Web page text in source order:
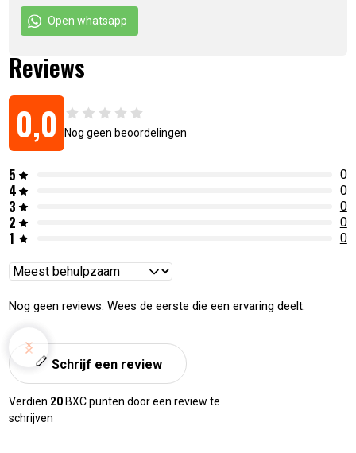
Artikelnummer: 6017429971914
Open whatsapp
Reviews
0,0 Nog geen beoordelingen
5 0
4 0
3 0
2 0
1 0
Reviews
Nog geen reviews. Wees de eerste die een ervaring deelt.
Schrijf een review
Verdien 20 BXC punten door een review te
schrijven